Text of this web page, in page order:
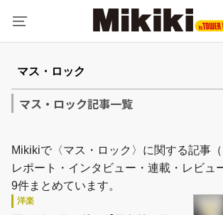
マス・ロック記事一覧
Mikikiで〈マス・ロック〉に関する記事
レポート・インタビュー・連載・レビュ
9件まとめています。
洋楽